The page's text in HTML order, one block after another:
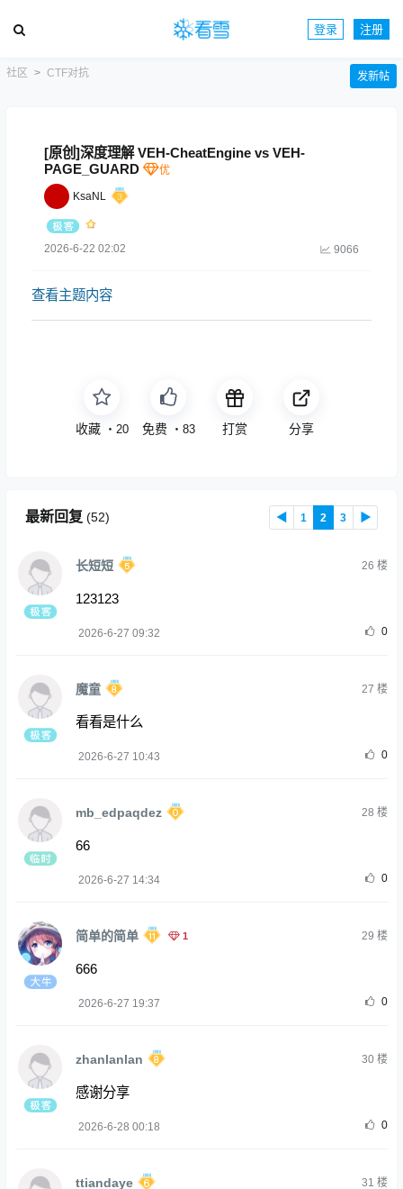
登录 注册
社区 CTF对抗 发新帖
[原创]深度理解 VEH-CheatEngine vs VEH-
PAGE_GUARD
KsaNL
2026-6-22 02:02 9066
查看主题内容
收藏 ・ 20 免费 ・ 83 打赏 分享
最新回复 (52) ◀ 1 2 3 ▶
长短短 26 楼
123123
2026-6-27 09:32 0
魔童 27 楼
看看是什么
2026-6-27 10:43 0
mb_edpaqdez 28 楼
66
2026-6-27 14:34 0
简单的简单 1 29 楼
666
2026-6-27 19:37 0
zhanlanlan 30楼
感谢分享
2026-6-28 00:18 0
ttiandaye 31 楼